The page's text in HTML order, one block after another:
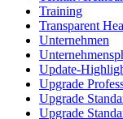
Training
Transparent
Unternehmen
Update-
Upgrade
Upgrade
Upgrade